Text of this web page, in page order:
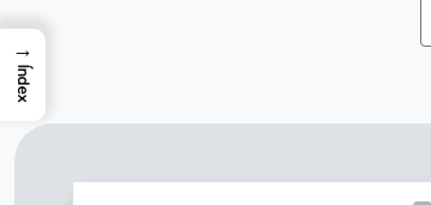
→
Índex